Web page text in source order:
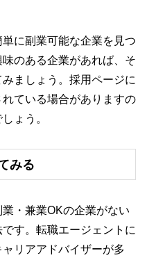
に副業可能な企業を見つ
のある企業があれば、そ
ましょう。採用ページに
ている場合がありますの
ょう。
みる
・兼業OKの企業がない
す。転職エージェントに
リアアドバイザーが多